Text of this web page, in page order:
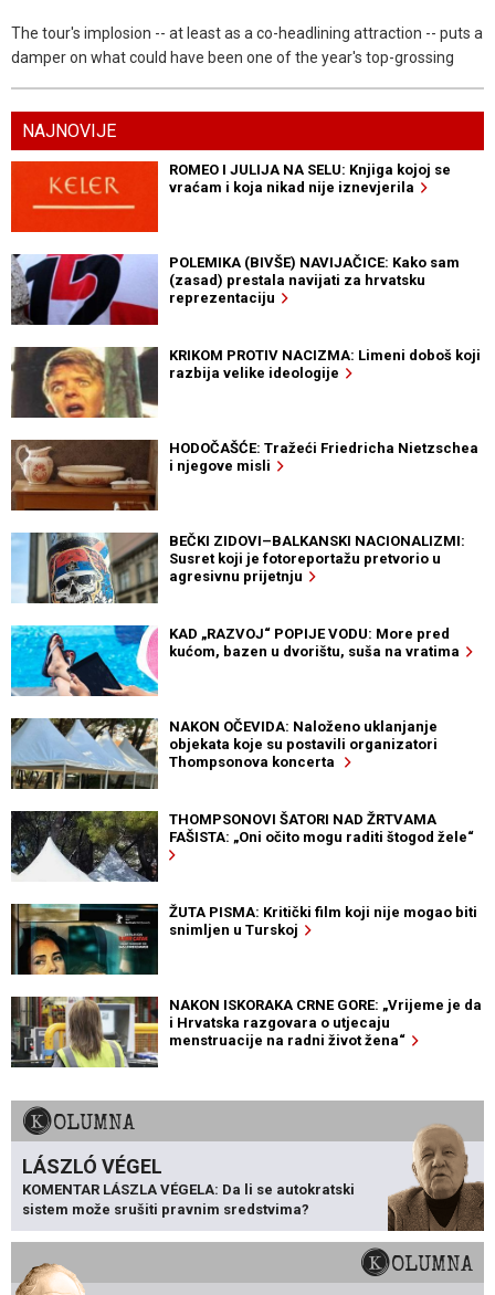
The tour's implosion -- at least as a co-headlining attraction -- puts a
damper on what could have been one of the year's top-grossing
NAJNOVIJE
ROMEO I JULIJA NA SELU: Knjiga kojoj se
vraćam i koja nikad nije iznevjerila
POLEMIKA (BIVŠE) NAVIJAČICE: Kako sam
(zasad) prestala navijati za hrvatsku
reprezentaciju
KRIKOM PROTIV NACIZMA: Limeni doboš koji
razbija velike ideologije
HODOČAŠĆE: Tražeći Friedricha Nietzschea
i njegove misli
BEČKI ZIDOVI–BALKANSKI NACIONALIZMI:
Susret koji je fotoreportažu pretvorio u
agresivnu prijetnju
KAD „RAZVOJ“ POPIJE VODU: More pred
kućom, bazen u dvorištu, suša na vratima
NAKON OČEVIDA: Naloženo uklanjanje
objekata koje su postavili organizatori
Thompsonova koncerta
THOMPSONOVI ŠATORI NAD ŽRTVAMA
FAŠISTA: „Oni očito mogu raditi štogod žele“
ŽUTA PISMA: Kritički film koji nije mogao biti
snimljen u Turskoj
NAKON ISKORAKA CRNE GORE: „Vrijeme je da
i Hrvatska razgovara o utjecaju
menstruacije na radni život žena“
KOLUMNA
LÁSZLÓ VÉGEL
KOMENTAR LÁSZLA VÉGELA: Da li se autokratski
sistem može srušiti pravnim sredstvima?
KOLUMNA